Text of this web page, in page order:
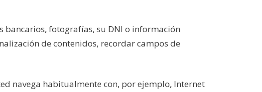
bancarios, fotografías, su DNI o información
de contenidos, recordar campos de
navega habitualmente con, por ejemplo, Internet